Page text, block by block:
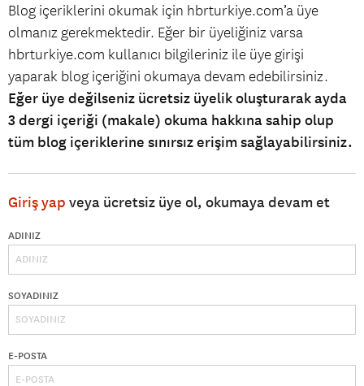
Blog içeriklerini okumak için hbrturkiye.com’a üye
olmanız gerekmektedir. Eğer bir üyeliğiniz varsa
hbrturkiye.com kullanıcı bilgileriniz ile üye girişi
yaparak blog içeriğini okumaya devam edebilirsiniz.
Eğer üye değilseniz ücretsiz üyelik oluşturarak ayda
3 dergi içeriği (makale) okuma hakkına sahip olup
tüm blog içeriklerine sınırsız erişim sağlayabilirsiniz.
Giriş yap veya ücretsiz üye ol, okumaya devam et
ADINIZ
SOYADINIZ
E-POSTA